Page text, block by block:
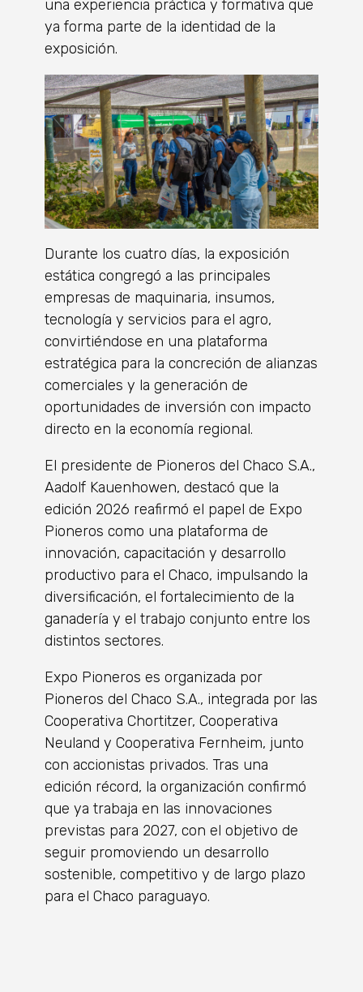
una experiencia práctica y formativa que
ya forma parte de la identidad de la
exposición.
Durante los cuatro días, la exposición
estática congregó a las principales
empresas de maquinaria, insumos,
tecnología y servicios para el agro,
convirtiéndose en una plataforma
estratégica para la concreción de alianzas
comerciales y la generación de
oportunidades de inversión con impacto
directo en la economía regional.
El presidente de Pioneros del Chaco S.A.,
Aadolf Kauenhowen, destacó que la
edición 2026 reafirmó el papel de Expo
Pioneros como una plataforma de
innovación, capacitación y desarrollo
productivo para el Chaco, impulsando la
diversificación, el fortalecimiento de la
ganadería y el trabajo conjunto entre los
distintos sectores.
Expo Pioneros es organizada por
Pioneros del Chaco S.A., integrada por las
Cooperativa Chortitzer, Cooperativa
Neuland y Cooperativa Fernheim, junto
con accionistas privados. Tras una
edición récord, la organización confirmó
que ya trabaja en las innovaciones
previstas para 2027, con el objetivo de
seguir promoviendo un desarrollo
sostenible, competitivo y de largo plazo
para el Chaco paraguayo.